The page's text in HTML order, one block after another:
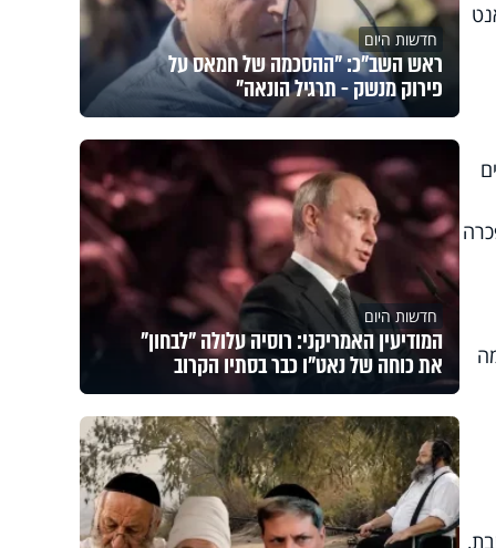
חדשות היום
ראש השב"כ: "ההסכמה של חמאס על
פירוק מנשק - תרגיל הונאה"
חדשות היום
המודיעין האמריקני: רוסיה עלולה "לבחון"
את כוחה של נאט"ו כבר בסתיו הקרוב